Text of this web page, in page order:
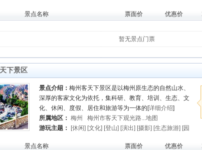
景点名称 票面价 优惠价
暂无景点门票
下景区
景点介绍： 梅州客天下景区是以梅州原生态的自然山水、
深厚的客家文化为依托，集科研、教育、培训、生态、文
化、休闲、度假、居住和旅游等为一体的[详细介绍]
所属地区： 梅州
梅州市客天下观光路...地图
游玩主题：
[休闲] [文化] [登山] [演出] [摄影] [生态旅游] [园
景点名称 票面价 优惠价